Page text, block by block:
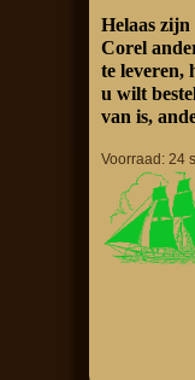
Helaas zijn
Corel
te leveren,
u wilt
van is,
Voorraad: 24